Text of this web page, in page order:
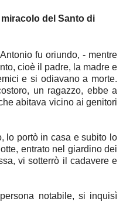
del Santo di
fu oriundo, - mentre
cioè il padre, la madre e
e si odiavano a morte.
un ragazzo, ebbe a
abitava vicino ai genitori
lo portò in casa e subito lo
entrato nel giardino dei
vi sotterrò il cadavere e
notabile, si inquisì